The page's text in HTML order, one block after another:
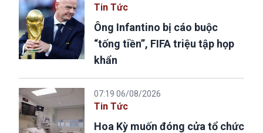
Tin Tức
Ông Infantino bị cáo buộc
“tống tiền”, FIFA triệu tập họp
khẩn
07:19 06/08/2026
Tin Tức
Hoa Kỳ muốn đóng cửa tổ chức